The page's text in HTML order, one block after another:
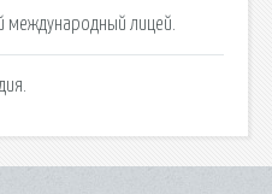
международный лицей.